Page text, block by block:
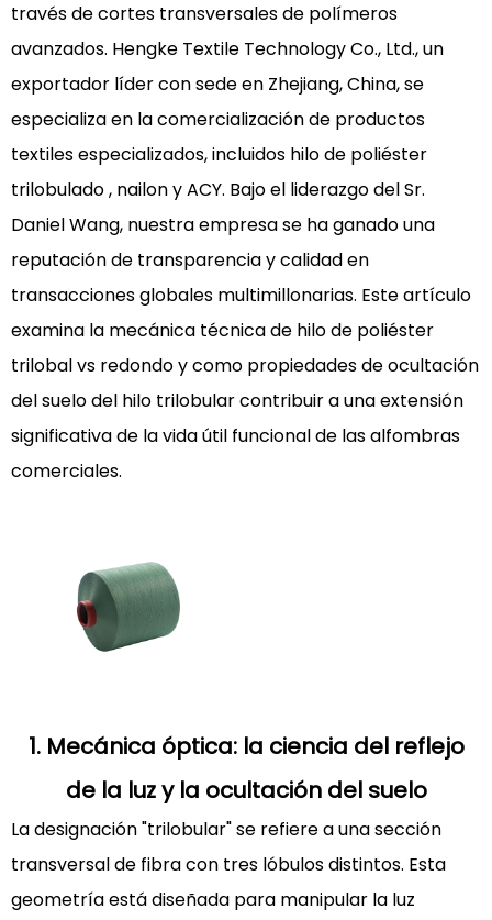
de
la
luz
y
la
ocultación
del
suelo
1.1
Comparación
rendimiento
óptico
2
2.
Durabilidad
zonas
Secuencia
de
propiedades
físicas
3
3.
través de cortes transversales de polímeros
avanzados. Hengke Textile Technology Co., Ltd., un
exportador líder con sede en Zhejiang, China, se
especializa en la comercialización de productos
textiles especializados, incluidos hilo de poliéster
trilobulado, nailon y ACY. Bajo el liderazgo del Sr.
Daniel Wang, nuestra empresa se ha ganado una
reputación de transparencia y calidad en
transacciones globales multimillonarias. Este artículo
examina la mecánica técnica de hilo de poliéster
trilobal vs redondoy como propiedades de ocultación
del suelo del hilo trilobularcontribuir a una extensión
significativa de la vida útil funcional de las alfombras
comerciales.
1. Mecánica óptica: la ciencia del reflejo
de la luz y la ocultación del suelo
La designación "trilobular" se refiere a una sección
transversal de fibra con tres lóbulos distintos. Esta
geometría está diseñada para manipular la luz